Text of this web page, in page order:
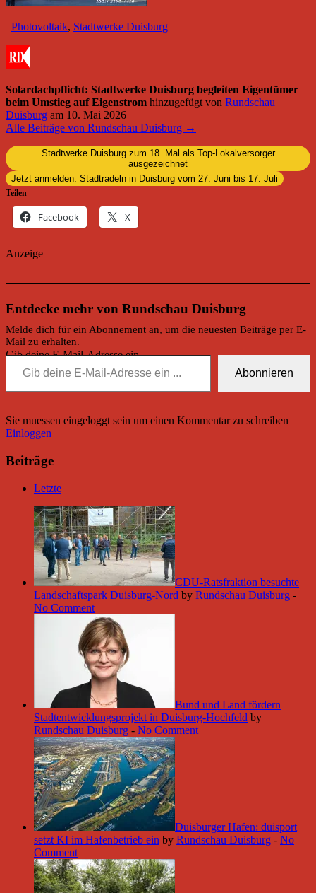
Photovoltaik, Stadtwerke Duisburg
Solardachpflicht: Stadtwerke Duisburg begleiten Eigentümer
beim Umstieg auf Eigenstrom hinzugefügt von Rundschau
Duisburg am 10. Mai 2026
Alle Beiträge von Rundschau Duisburg →
Stadtwerke Duisburg zum 18. Mal als Top-Lokalversorger
ausgezeichnet
Jetzt anmelden: Stadtradeln in Duisburg vom 27. Juni bis 17. Juli
Teilen
Facebook X
Anzeige
Entdecke mehr von Rundschau Duisburg
Melde dich für ein Abonnement an, um die neuesten Beiträge per E-
Mail zu erhalten.
Gib deine E-Mail-Adresse ein ...
Abonnieren
Sie muessen eingeloggt sein um einen Kommentar zu schreiben
Einloggen
Beiträge
Letzte
CDU-Ratsfraktion besuchte
Landschaftspark Duisburg-Nord by Rundschau Duisburg -
No Comment
Bund und Land fördern
Stadtentwicklungsprojekt in Duisburg-Hochfeld by
Rundschau Duisburg - No Comment
Duisburger Hafen: duisport
setzt KI im Hafenbetrieb ein by Rundschau Duisburg - No
Comment